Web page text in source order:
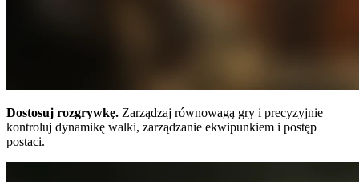
Dostosuj rozgrywkę. Zarządzaj równowagą gry i precyzyjnie
kontroluj dynamikę walki, zarządzanie ekwipunkiem i postęp
postaci.